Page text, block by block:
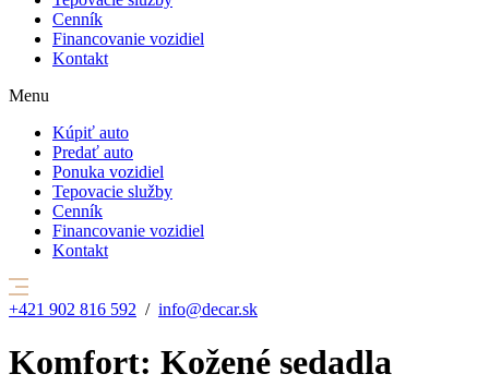
Cenník
Financovanie vozidiel
Kontakt
Menu
Kúpiť auto
Predať auto
Ponuka vozidiel
Tepovacie služby
Cenník
Financovanie vozidiel
Kontakt
+421 902 816 592 / info@decar.sk
Komfort: Kožené sedadla